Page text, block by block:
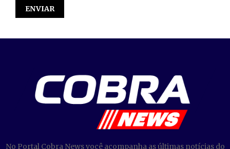
No Portal Cobra News você acompanha as últimas notícias do